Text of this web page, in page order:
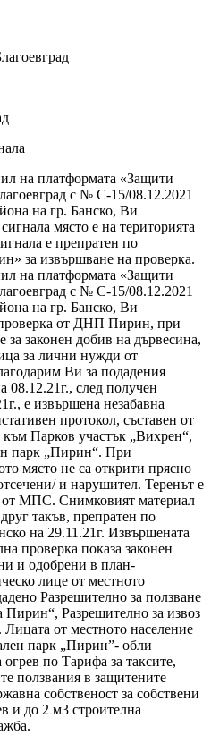
на платформата «Защити
с № С-15/08.12.2021
на гр. Банско, Ви
място е на територията
е препратен по
за извършване на проверка.
на платформата «Защити
с № С-15/08.12.2021
на гр. Банско, Ви
от ДНП Пирин, при
за законен добив на дървесина,
за лични нужди от
Ви за подадения
08.12.21г., след получен
е извършена незабавна
протокол, съставен от
Парков участък „Вихрен“,
парк „Пирин“. При
място не са открити прясно
и нарушител. Теренът е
от МПС. Снимковият материал
такъв, препратен по
на 29.11.21г. Извършената
проверка показа законен
и одобрени в план-
лице от местното
Разрешително за ползване
Пирин“, Разрешително за извоз
от местното население
парк „Пирин”- обли
по Тарифа за таксите,
ползвания в защитените
собственост за собствени
и до 2 м3 строителна